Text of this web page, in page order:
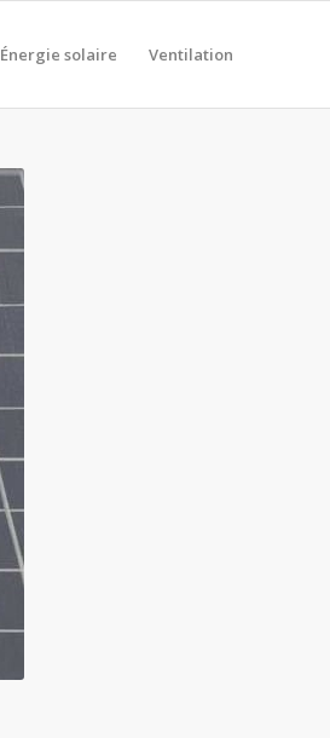
Énergie solaire Ventilation